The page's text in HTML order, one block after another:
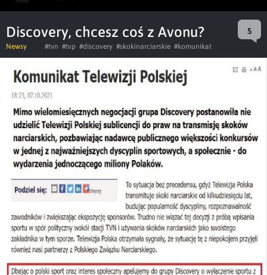
Discovery, chcesz coś z Avonu? 5
Newsy #tvn #tvp #discovery #skokinarciarskie #komunikat